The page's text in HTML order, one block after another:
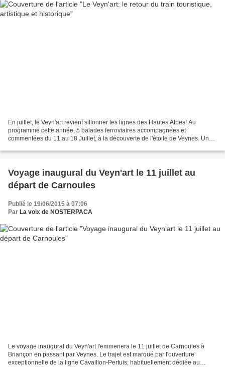
En juillet, le Veyn'art revient sillonner les lignes des Hautes Alpes! Au
programme cette année, 5 balades ferroviaires accompagnées et
commentées du 11 au 18 Juillet, à la découverte de l'étoile de Veynes. Une
Voyage inaugural du Veyn'art le 11 juillet au
départ de Carnoules
Publié le 19/06/2015 à 07:06
Par La voix de NOSTERPACA
Le voyage inaugural du Veyn'art l'emmenera le 11 juillet de Carnoules à
Briançon en passant par Veynes. Le trajet est marqué par l'ouverture
exceptionnelle de la ligne Cavaillon-Pertuis; habituellement dédiée au